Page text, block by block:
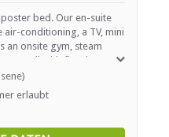
bed. Our en-suite
conditioning, a TV, mini
an onsite gym, steam
all with fireplaces, a
erlaubt